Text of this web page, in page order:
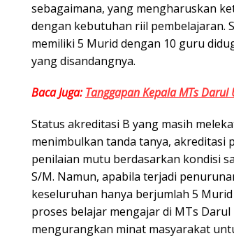
sebagaimana, yang mengharuskan
dengan kebutuhan riil pembelajaran.
memiliki 5 Murid dengan 10 guru
yang disandangnya.
Baca Juga:Tanggapan Kepala MTs
Status akreditasi B yang masih
menimbulkan tanda tanya, akreditasi
penilaian mutu berdasarkan kondisi
S/M. Namun, apabila terjadi
keseluruhan hanya berjumlah 5
proses belajar mengajar di MTs
mengurangkan minat masyarakat